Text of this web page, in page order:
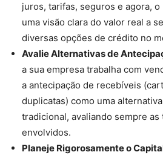
juros, tarifas, seguros e agora, o
uma visão clara do valor real a
diversas opções de crédito no
Avalie Alternativas de
a sua empresa trabalha com
a antecipação de recebíveis
duplicatas) como uma
tradicional, avaliando sempre as
envolvidos.
Planeje Rigorosamente o